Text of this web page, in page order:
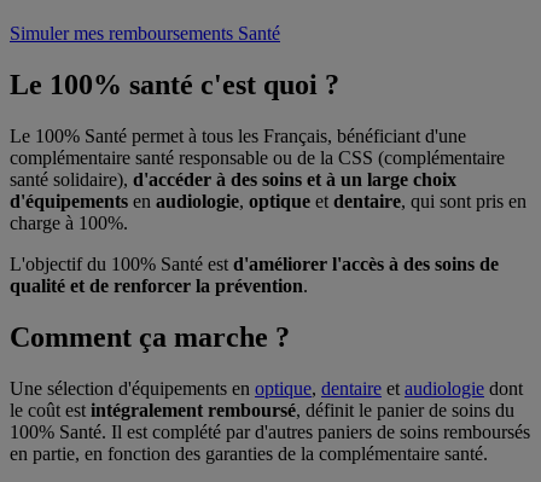
Simuler mes remboursements Santé
Le 100% santé c'est quoi ?
Le 100% Santé permet à tous les Français, bénéficiant d'une
complémentaire santé responsable ou de la CSS (complémentaire
santé solidaire), d'accéder à des soins et à un large choix
d'équipements en audiologie, optique et dentaire, qui sont pris en
charge à 100%.
L'objectif du 100% Santé est d'améliorer l'accès à des soins de
qualité et de renforcer la prévention.
Comment ça marche ?
Une sélection d'équipements en optique, dentaire et audiologie dont
le coût est intégralement remboursé, définit le panier de soins du
100% Santé. Il est complété par d'autres paniers de soins remboursés
en partie, en fonction des garanties de la complémentaire santé.